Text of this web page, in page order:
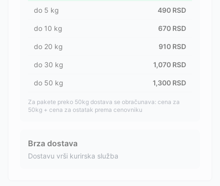
do 5 kg 490 RSD
do 10 kg 670 RSD
do 20 kg 910 RSD
do 30 kg 1,070 RSD
do 50 kg 1,300 RSD
Za pakete preko 50kg dostava se obračunava: cena za
50kg + cena za ostatak prema cenovniku
Brza dostava
Dostavu vrši kurirska služba